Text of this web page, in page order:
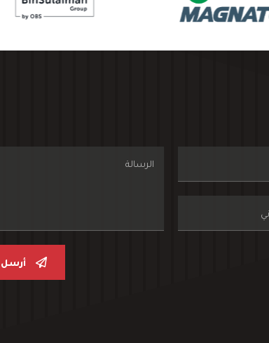
أرسل